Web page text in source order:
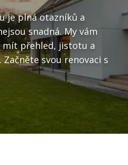
a
je plná otazníků a
snadná. My vám
mít přehled, jistotu a
svou renovaci s